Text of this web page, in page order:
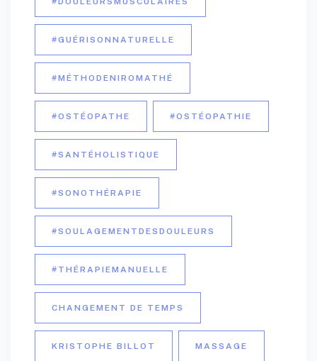
#GUÉRISONNATURELLE
#MÉTHODENIROMATHÉ
#OSTÉOPATHE #OSTÉOPATHIE
#SANTÉHOLISTIQUE
#SONOTHÉRAPIE
#SOULAGEMENTDESDOULEURS
#THÉRAPIEMANUELLE
CHANGEMENT DE TEMPS
KRISTOPHE BILLOT MASSAGE